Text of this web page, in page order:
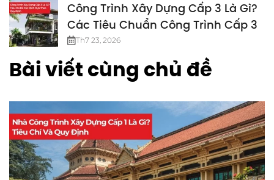
Công Trình Xây Dựng Cấp 3 Là Gì?
Các Tiêu Chuẩn Công Trình Cấp 3
Th7 23, 2026
Bài viết cùng chủ đề